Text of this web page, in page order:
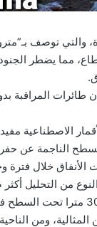
توصف
مما يضطر
طائرات المراقبة
الاصطناعية
الناجمة عن
خلال فترة
من التحليل
ومن